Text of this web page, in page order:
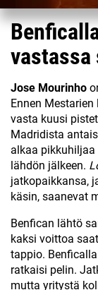
Jose Mourinho
Ennen
vasta kuusi
Madridista
alkaa pikkuhiljaa
lähdön jälkeen.
jatkopaikkansa,
käsin, saanevat
Benfican lähtö
kaksi voittoa
tappio.
ratkaisi pelin.
mutta yritystä